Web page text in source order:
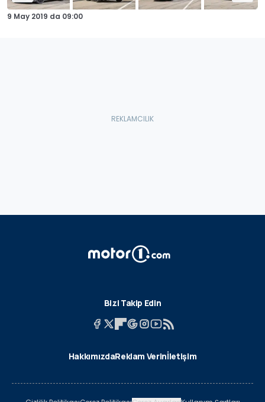
9 May 2019 da 09:00
Bizi Takip Edin
HakkımızdaReklam Verinİletişim